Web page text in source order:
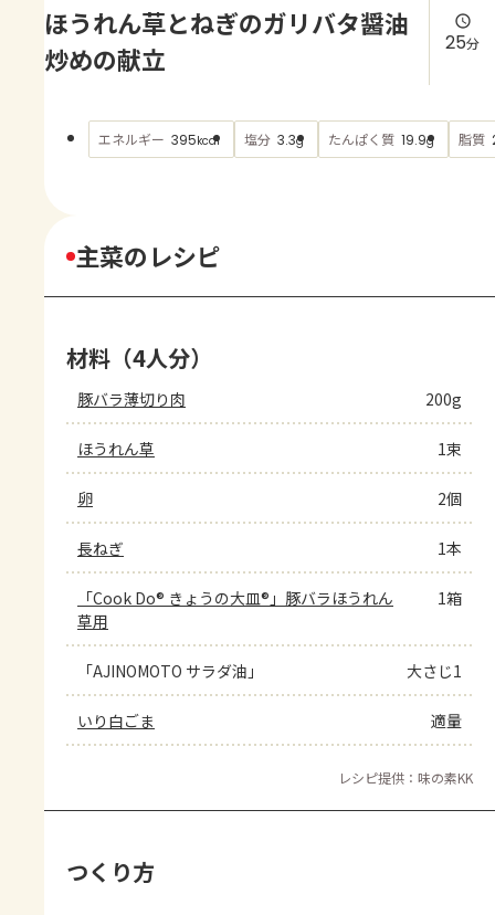
AJINOMOTO PARK とは
ほうれん草とねぎのガリバタ醤油
炒めの献立
25分
エネルギー 395kcal 塩分 3.3g たんぱく質 19.9g 脂質
主菜のレシピ
材料（4人分）
豚バラ薄切り肉 200g
ほうれん草 1束
卵 2個
長ねぎ 1本
「Cook Do® きょうの大皿®」豚バラほうれん
草用
1箱
「AJINOMOTO サラダ油」 大さじ1
いり白ごま 適量
レシピ提供：味の素KK
つくり方